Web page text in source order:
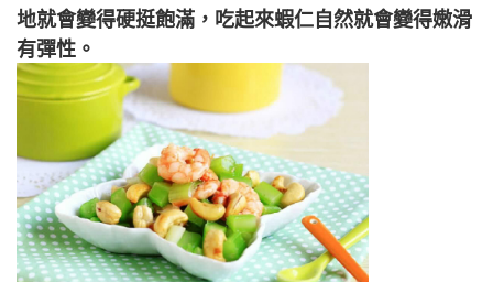
地就會變得硬挺飽滿，吃起來蝦仁自然就會變得嫩滑
有彈性。